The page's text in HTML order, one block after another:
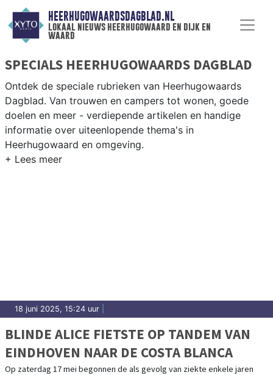
HEERHUGOWAARDSDAGBLAD.NL
lokaal nieuws heerhugowaard en dijk en
waard
SPECIALS HEERHUGOWAARDS DAGBLAD
Ontdek de speciale rubrieken van Heerhugowaards
Dagblad. Van trouwen en campers tot wonen, goede
doelen en meer - verdiepende artikelen en handige
informatie over uiteenlopende thema's in
Heerhugowaard en omgeving.
18 juni 2025, 15:24 uur
BLINDE ALICE FIETSTE OP TANDEM VAN
EINDHOVEN NAAR DE COSTA BLANCA
Op zaterdag 17 mei begonnen de als gevolg van ziekte enkele jaren